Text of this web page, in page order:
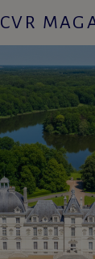
CVR